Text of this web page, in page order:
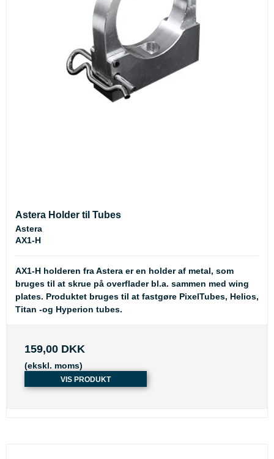
Astera Holder til Tubes
Astera
AX1-H
AX1-H holderen fra Astera er en holder af metal, som
bruges til at skrue på overflader bl.a. sammen med wing
plates. Produktet bruges til at fastgøre PixelTubes, Helios,
Titan -og Hyperion tubes.
159,00 DKK
(ekskl. moms)
VIS PRODUKT